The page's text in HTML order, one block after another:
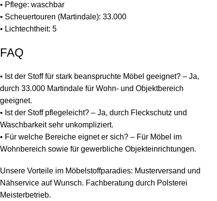
• Pflege: waschbar
• Scheuertouren (Martindale): 33.000
• Lichtechtheit: 5
FAQ
• Ist der Stoff für stark beanspruchte Möbel geeignet? – Ja,
durch 33.000 Martindale für Wohn- und Objektbereich
geeignet.
• Ist der Stoff pflegeleicht? – Ja, durch Fleckschutz und
Waschbarkeit sehr unkompliziert.
• Für welche Bereiche eignet er sich? – Für Möbel im
Wohnbereich sowie für gewerbliche Objekteinrichtungen.
Unsere Vorteile im Möbelstoffparadies: Musterversand und
Nähservice auf Wunsch. Fachberatung durch Polsterei
Meisterbetrieb.